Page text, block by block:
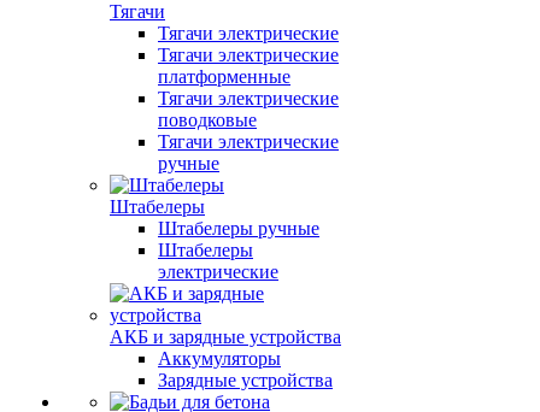
Тягачи
Тягачи электрические
Тягачи электрические
платформенные
Тягачи электрические
поводковые
Тягачи электрические
ручные
Штабелеры
Штабелеры ручные
Штабелеры
электрические
АКБ и зарядные устройства
Аккумуляторы
Зарядные устройства